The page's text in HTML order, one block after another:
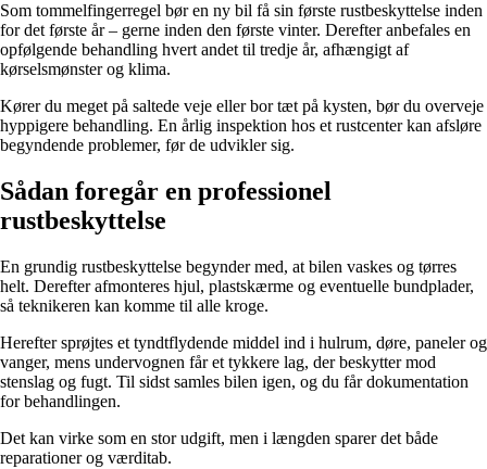
Som tommelfingerregel bør en ny bil få sin første rustbeskyttelse inden
for det første år – gerne inden den første vinter. Derefter anbefales en
opfølgende behandling hvert andet til tredje år, afhængigt af
kørselsmønster og klima.
Kører du meget på saltede veje eller bor tæt på kysten, bør du overveje
hyppigere behandling. En årlig inspektion hos et rustcenter kan afsløre
begyndende problemer, før de udvikler sig.
Sådan foregår en professionel
rustbeskyttelse
En grundig rustbeskyttelse begynder med, at bilen vaskes og tørres
helt. Derefter afmonteres hjul, plastskærme og eventuelle bundplader,
så teknikeren kan komme til alle kroge.
Herefter sprøjtes et tyndtflydende middel ind i hulrum, døre, paneler og
vanger, mens undervognen får et tykkere lag, der beskytter mod
stenslag og fugt. Til sidst samles bilen igen, og du får dokumentation
for behandlingen.
Det kan virke som en stor udgift, men i længden sparer det både
reparationer og værditab.